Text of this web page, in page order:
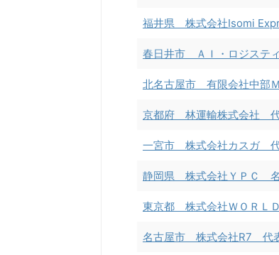
福井県 株式会社Isomi
春日井市 ＡＩ・ロジステ
北名古屋市 有限会社中部
京都府 林運輸株式会社
一宮市 株式会社カスガ
静岡県 株式会社ＹＰＣ
東京都 株式会社ＷＯＲＬ
名古屋市 株式会社R7 代